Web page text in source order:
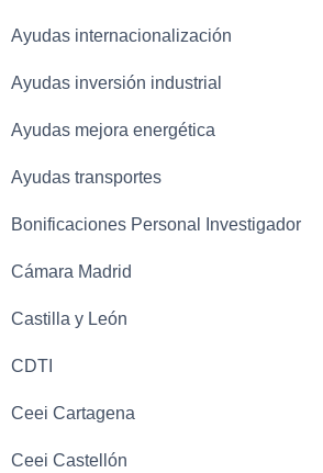
Ayudas internacionalización
Ayudas inversión industrial
Ayudas mejora energética
Ayudas transportes
Bonificaciones Personal Investigador
Cámara Madrid
Castilla y León
CDTI
Ceei Cartagena
Ceei Castellón